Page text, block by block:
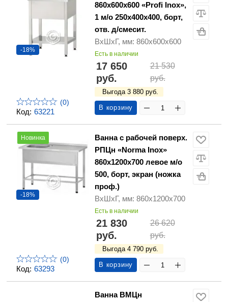
Код: 63221
-18%
(0)
860х600х600 «Profi Inox»,
1 м/о 250х400х400, борт,
отв. д/смесит.
ВхШхГ, мм: 860х600х600
Есть в наличии
17 650
руб.
21 530
руб.
Выгода 3 880 руб.
В корзину
Код: 63293
Новинка
-18%
(0)
Ванна с рабочей поверх.
РПЦн «Norma Inox»
860х1200х700 левое м/о
500, борт, экран (ножка
проф.)
ВхШхГ, мм: 860х1200х700
Есть в наличии
21 830
руб.
26 620
руб.
Выгода 4 790 руб.
В корзину
Ванна ВМЦн